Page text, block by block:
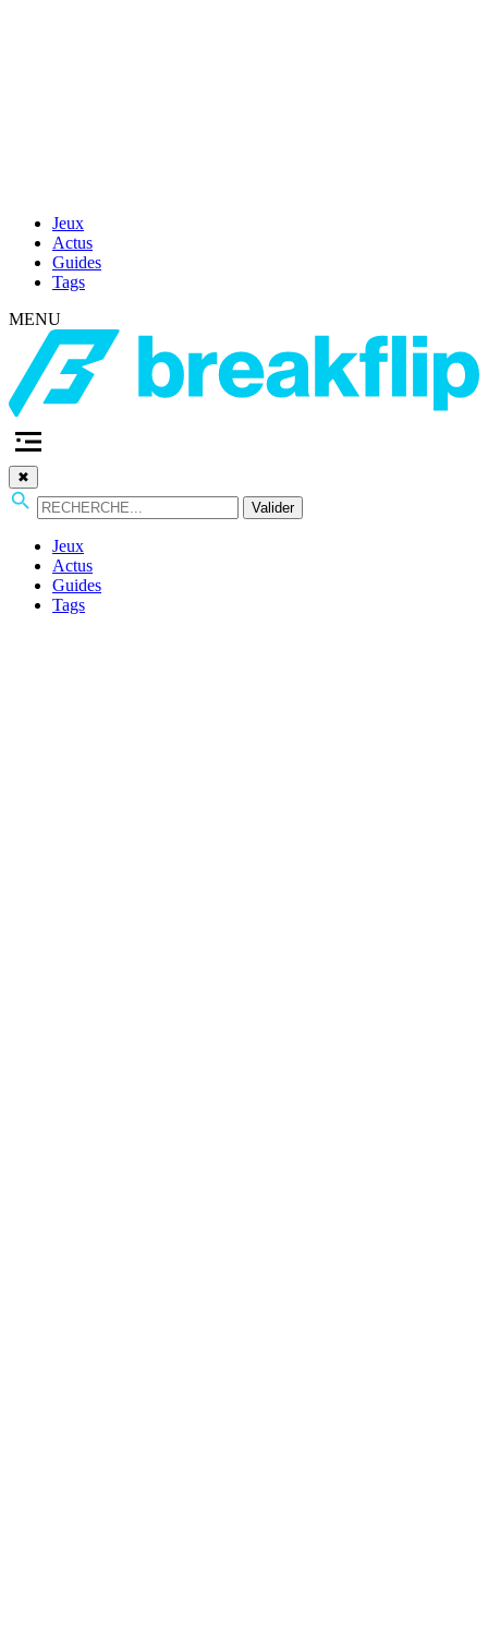
Jeux
Actus
Guides
Tags
MENU
✖
Valider
Jeux
Actus
Guides
Tags